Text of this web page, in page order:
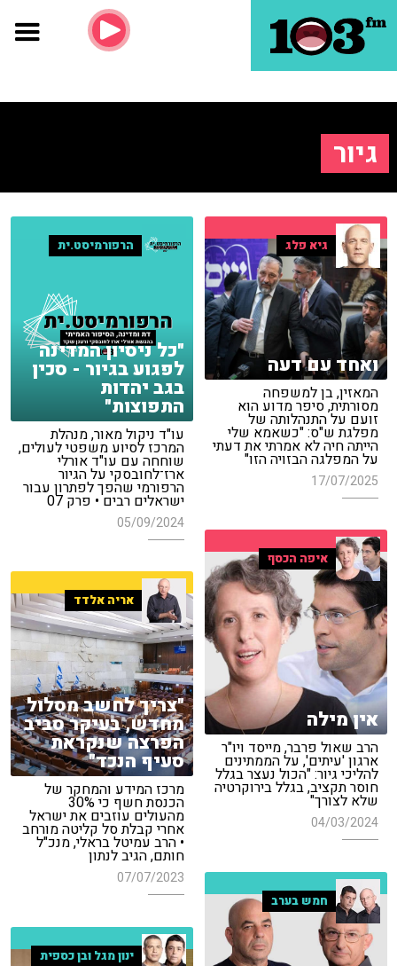
גיור
גיא פלג
ואחד עם דעה
המאזין, בן למשפחה
מסורתית, סיפר מדוע הוא
זועם על התנהלותה של
מפלגת ש"ס: "כשאמא שלי
הייתה חיה לא אמרתי את דעתי
על המפלגה הבזויה הזו"
17/07/2025
הרפורמיסט.ית
"כל ניסיון המדינה
לפגוע בגיור - סכין
בגב יהדות
התפוצות"
עו"ד ניקול מאור, מנהלת
המרכז לסיוע משפטי לעולים,
שוחחה עם עו"ד אורלי
ארז־לחובסקי על הגיור
הרפורמי שהפך לפתרון עבור
ישראלים רבים • פרק 07
05/09/2024
איפה הכסף
אין מילה
הרב שאול פרבר, מייסד ויו"ר
ארגון 'עיתים', על הממתינים
להליכי גיור: "הכול נעצר בגלל
חוסר תקציב, בגלל בירוקרטיה
שלא לצורך"
04/03/2024
אריה אלדד
"צריך לחשב מסלול
מחדש, בעיקר סביב
הפרצה שנקראת
סעיף הנכד"
מרכז המידע והמחקר של
הכנסת חשף כי 30%
מהעולים עוזבים את ישראל
אחרי קבלת סל קליטה מורחב
• הרב עמיטל בראלי, מנכ"ל
חותם, הגיב לנתון
07/07/2023
חמש בערב
ינון מגל ובן כספית